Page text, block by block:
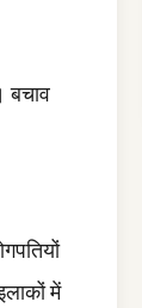
बचाव
में